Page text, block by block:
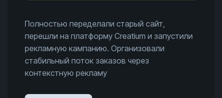
Полностью переделали старый сайт,
перешли на платформу Creatium и запустили
рекламную кампанию. Организовали
стабильный поток заказов через
контекстную рекламу